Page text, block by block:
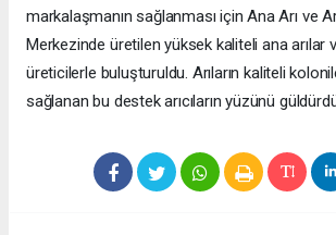
markalaşmanın sağlanması için Ana Arı ve
Merkezinde üretilen yüksek kaliteli ana arılar
üreticilerle buluşturuldu. Arıların kaliteli
sağlanan bu destek arıcıların yüzünü